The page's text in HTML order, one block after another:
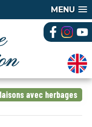
MENU
avec herbages